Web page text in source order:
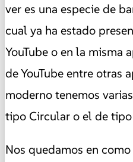
ver es una especie de
cual ya ha estado
YouTube o en la misma
de YouTube entre otras
moderno tenemos
tipo Circular o el de tipo
Nos quedamos en